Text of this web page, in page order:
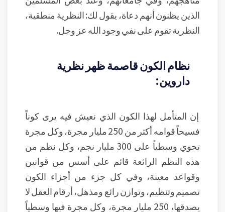
الذين يظنون أنهم دعاة، يقول لك: النظرية منطقية،
النظرية تقوم على نفي وجود الله عز وجل.
نظام الكون قاصمة ظهر نظرية
داروين:
إن المتأمل لهذا الكون الذي نعيش فيه يرى كوناً
فسيحاً قوامه أكثر من 250 مليار مجرة، وكل مجرة
تحوي وسطياً على 300 مليار نجم، وكل نظم من
هذه النظم الرائعة قائم على أسس من قوانين
وقواعد معينة، وفي كل جزء من أجزاء الكون
تصميم وتنظيم، وتوازن رائع ومذهل، أرقام العقل لا
يصدقها، 250 مليار مجرة، وكل مجرة فيها وسطياً